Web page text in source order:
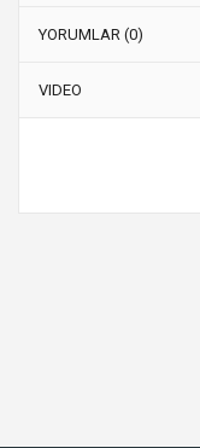
YORUMLAR (0)
VIDEO